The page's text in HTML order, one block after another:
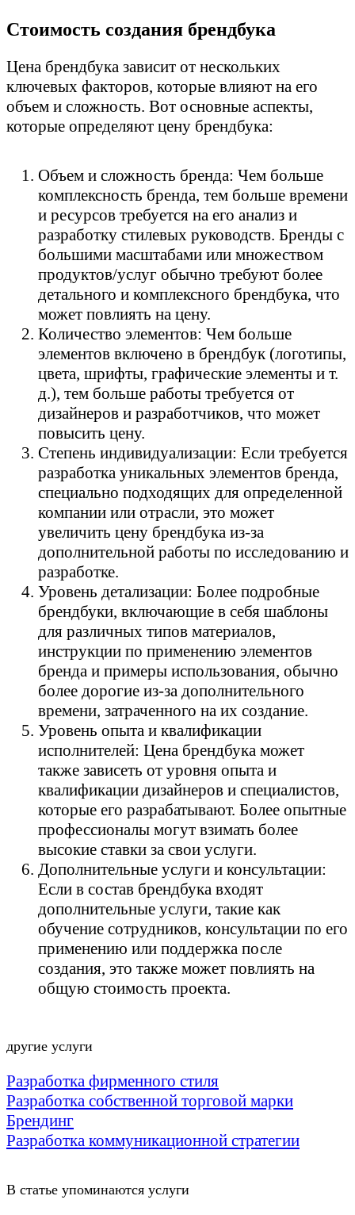
Стоимость создания брендбука
Цена брендбука зависит от нескольких
ключевых факторов, которые влияют на его
объем и сложность. Вот основные аспекты,
которые определяют цену брендбука:
Объем и сложность бренда: Чем больше
комплексность бренда, тем больше времени
и ресурсов требуется на его анализ и
разработку стилевых руководств. Бренды с
большими масштабами или множеством
продуктов/услуг обычно требуют более
детального и комплексного брендбука, что
может повлиять на цену.
Количество элементов: Чем больше
элементов включено в брендбук (логотипы,
цвета, шрифты, графические элементы и т.
д.), тем больше работы требуется от
дизайнеров и разработчиков, что может
повысить цену.
Степень индивидуализации: Если требуется
разработка уникальных элементов бренда,
специально подходящих для определенной
компании или отрасли, это может
увеличить цену брендбука из-за
дополнительной работы по исследованию и
разработке.
Уровень детализации: Более подробные
брендбуки, включающие в себя шаблоны
для различных типов материалов,
инструкции по применению элементов
бренда и примеры использования, обычно
более дорогие из-за дополнительного
времени, затраченного на их создание.
Уровень опыта и квалификации
исполнителей: Цена брендбука может
также зависеть от уровня опыта и
квалификации дизайнеров и специалистов,
которые его разрабатывают. Более опытные
профессионалы могут взимать более
высокие ставки за свои услуги.
Дополнительные услуги и консультации:
Если в состав брендбука входят
дополнительные услуги, такие как
обучение сотрудников, консультации по его
применению или поддержка после
создания, это также может повлиять на
общую стоимость проекта.
другие услуги
Разработка фирменного стиля
Разработка собственной торговой марки
Брендинг
Разработка коммуникационной стратегии
В статье упоминаются услуги